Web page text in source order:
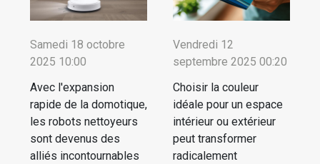
Samedi 18 octobre
2025 10:00
Avec l'expansion
rapide de la domotique,
les robots nettoyeurs
sont devenus des
alliés incontournables
Vendredi 12
septembre 2025 00:20
Choisir la couleur
idéale pour un espace
intérieur ou extérieur
peut transformer
radicalement